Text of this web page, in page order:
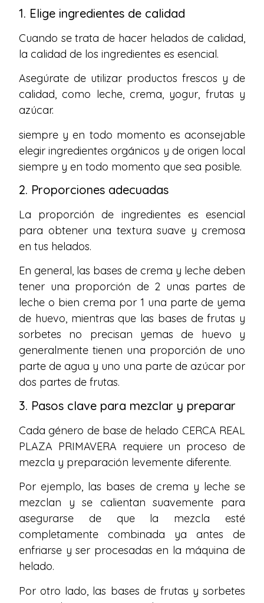
1. Elige ingredientes de calidad
Cuando se trata de hacer helados de calidad,
la calidad de los ingredientes es esencial.
Asegúrate de utilizar productos frescos y de
calidad, como leche, crema, yogur, frutas y
azúcar.
siempre y en todo momento es aconsejable
elegir ingredientes orgánicos y de origen local
siempre y en todo momento que sea posible.
2. Proporciones adecuadas
La proporción de ingredientes es esencial
para obtener una textura suave y cremosa
en tus helados.
En general, las bases de crema y leche deben
tener una proporción de 2 unas partes de
leche o bien crema por 1 una parte de yema
de huevo, mientras que las bases de frutas y
sorbetes no precisan yemas de huevo y
generalmente tienen una proporción de uno
parte de agua y uno una parte de azúcar por
dos partes de frutas.
3. Pasos clave para mezclar y preparar
Cada género de base de helado CERCA REAL
PLAZA PRIMAVERA requiere un proceso de
mezcla y preparación levemente diferente.
Por ejemplo, las bases de crema y leche se
mezclan y se calientan suavemente para
asegurarse de que la mezcla esté
completamente combinada ya antes de
enfriarse y ser procesadas en la máquina de
helado.
Por otro lado, las bases de frutas y sorbetes